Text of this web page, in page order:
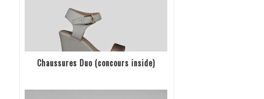
Chaussures Duo (concours inside)